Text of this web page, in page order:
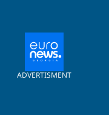
ADVERTISMENT